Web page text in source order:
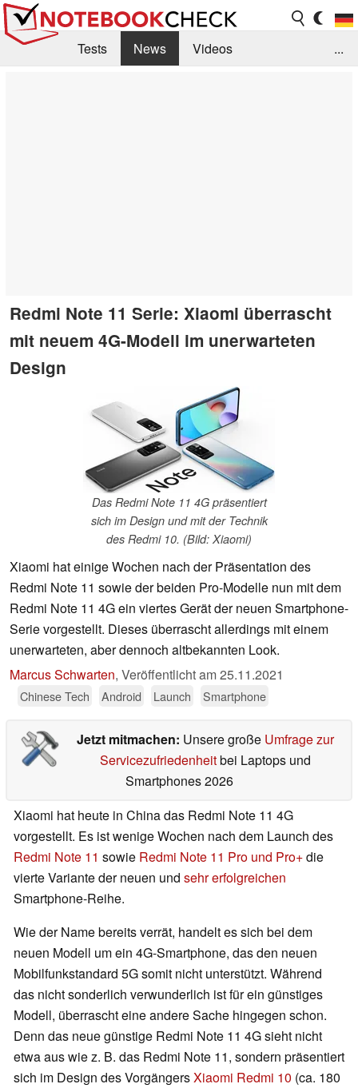
Tests News
Videos
...
Redmi Note 11 Serie: Xiaomi überrascht
mit neuem 4G-Modell im unerwarteten
Design
Das Redmi Note 11 4G präsentiert
sich im Design und mit der Technik
des Redmi 10. (Bild: Xiaomi)
Xiaomi hat einige Wochen nach der Präsentation des
Redmi Note 11 sowie der beiden Pro-Modelle nun mit dem
Redmi Note 11 4G ein viertes Gerät der neuen Smartphone-
Serie vorgestellt. Dieses überrascht allerdings mit einem
unerwarteten, aber dennoch altbekannten Look.
Marcus Schwarten, Veröffentlicht am25.11.2021
Chinese Tech Android Launch Smartphone
Jetzt mitmachen: Unsere große Umfrage zur
Servicezufriedenheitbei Laptops und
Smartphones 2026
Xiaomi hat heute in China das Redmi Note 11 4G
vorgestellt. Es ist wenige Wochen nach dem Launch des
Redmi Note 11 sowie Redmi Note 11 Pro und Pro+die
vierte Variante der neuen und sehr erfolgreichen
Smartphone-Reihe.
Wie der Name bereits verrät, handelt es sich bei dem
neuen Modell um ein 4G-Smartphone, das den neuen
Mobilfunkstandard 5G somit nicht unterstützt. Während
das nicht sonderlich verwunderlich ist für ein günstiges
Modell, überrascht eine andere Sache hingegen schon.
Denn das neue günstige Redmi Note 11 4G sieht nicht
etwa aus wie z. B. das Redmi Note 11, sondern präsentiert
sich im Design des VorgängersXiaomi Redmi 10 (ca. 180